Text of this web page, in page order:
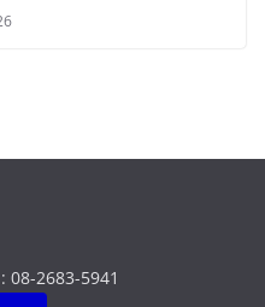
2683-5941